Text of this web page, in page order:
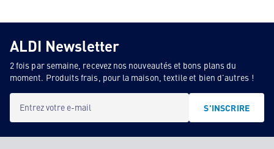
ALDI Newsletter
2 fois par semaine, recevez nos nouveautés et bons plans du
moment. Produits frais, pour la maison, textile et bien d'autres !
Entrez votre e-mail S'INSCRIRE